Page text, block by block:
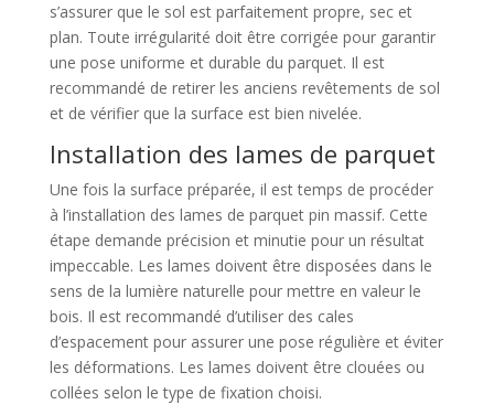
s’assurer que le sol est parfaitement propre, sec et
plan. Toute irrégularité doit être corrigée pour garantir
une pose uniforme et durable du parquet. Il est
recommandé de retirer les anciens revêtements de sol
et de vérifier que la surface est bien nivelée.
Installation des lames de parquet
Une fois la surface préparée, il est temps de procéder
à l’installation des lames de parquet pin massif. Cette
étape demande précision et minutie pour un résultat
impeccable. Les lames doivent être disposées dans le
sens de la lumière naturelle pour mettre en valeur le
bois. Il est recommandé d’utiliser des cales
d’espacement pour assurer une pose régulière et éviter
les déformations. Les lames doivent être clouées ou
collées selon le type de fixation choisi.